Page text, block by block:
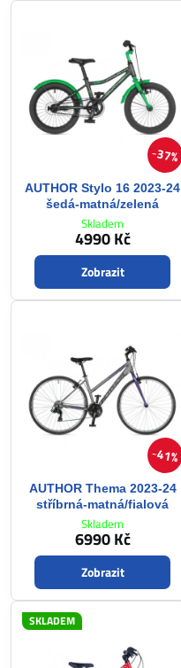
37%
AUTHOR Stylo 16 2023-24
šedá-matná/zelená
Skladem
4990 Kč
Zobrazit
41%
AUTHOR Thema 2023-24
stříbrná-matná/fialová
Skladem
6990 Kč
Zobrazit
SKLADEM